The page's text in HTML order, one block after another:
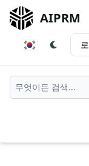
AIPRM